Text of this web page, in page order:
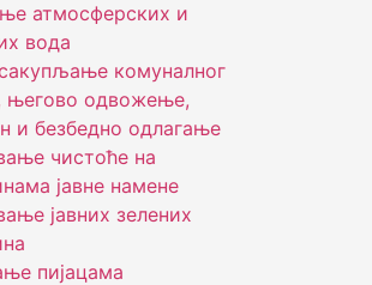
атмосферских и
вода
комуналног
његово одвожење,
и безбедно одлагање
чистоће на
јавне намене
јавних зелених
пијацама